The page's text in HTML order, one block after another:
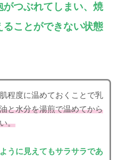
つぶれてしまい、焼
ることができない状態
程度に温めておくことで乳
と水分を湯煎で温めてから
。
うに見えてもサラサラであ